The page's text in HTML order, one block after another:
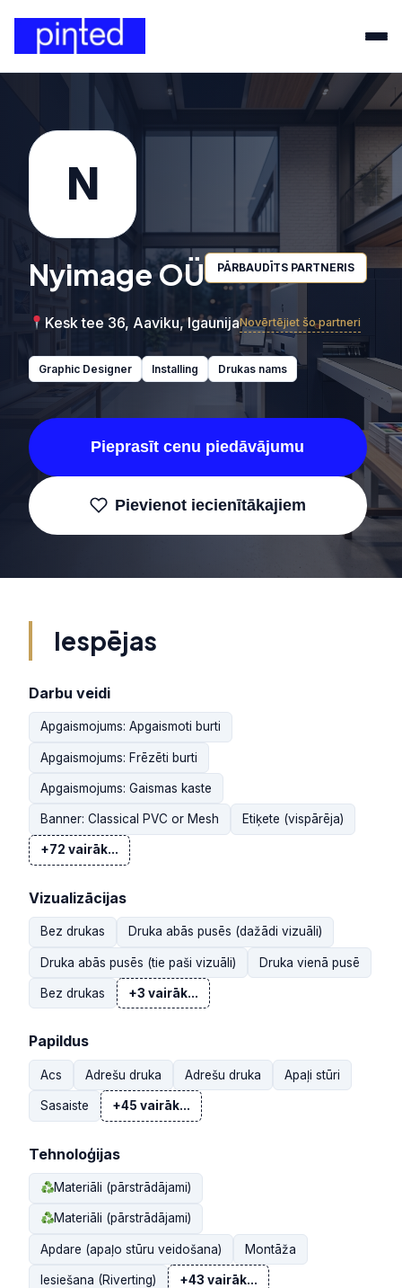
N
Nyimage OÜ PĀRBAUDĪTS PARTNERIS
Kesk tee 36, Aaviku, IgaunijaNovērtējiet šo partneri
Graphic Designer Installing Drukas nams
Pieprasīt cenu piedāvājumu
Pievienot iecienītākajiem
Iespējas
Darbu veidi
Apgaismojums: Apgaismoti burti
Apgaismojums: Frēzēti burti
Apgaismojums: Gaismas kaste
Banner: Classical PVC or Mesh Etiķete (vispārēja)
+72 vairāk...
Vizualizācijas
Bez drukas Druka abās pusēs (dažādi vizuāli)
Druka abās pusēs (tie paši vizuāli) Druka vienā pusē
Bez drukas +3 vairāk...
Papildus
Acs Adrešu druka Adrešu druka Apaļi stūri
Sasaiste +45 vairāk...
Tehnoloģijas
Materiāli (pārstrādājami)
Materiāli (pārstrādājami)
Apdare (apaļo stūru veidošana) Montāža
Iesiešana (Riverting) +43 vairāk...